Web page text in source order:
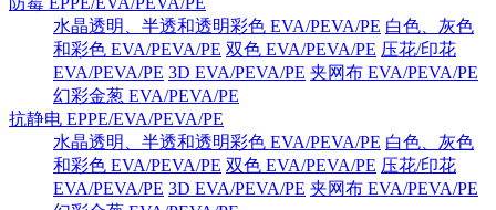
水晶透明、半透和透明彩色 EVA/PEVA/PE 白色、灰色
和彩色 EVA/PEVA/PE 双色 EVA/PEVA/PE 压花/印花
EVA/PEVA/PE 3D EVA/PEVA/PE 夹网布 EVA/PEVA/PE
幻彩金葱 EVA/PEVA/PE
抗静电 EPPE/EVA/PEVA/PE
水晶透明、半透和透明彩色 EVA/PEVA/PE 白色、灰色
和彩色 EVA/PEVA/PE 双色 EVA/PEVA/PE 压花/印花
EVA/PEVA/PE 3D EVA/PEVA/PE 夹网布 EVA/PEVA/PE